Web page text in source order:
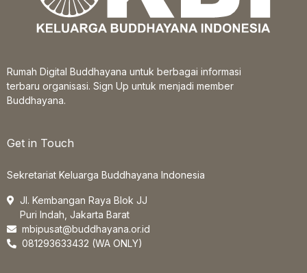
Rumah Digital Buddhayana untuk berbagai informasi
terbaru organisasi. Sign Up untuk menjadi member
Buddhayana.
Get in Touch
Sekretariat Keluarga Buddhayana Indonesia
Jl. Kembangan Raya Blok JJ
Puri Indah, Jakarta Barat
mbipusat@buddhayana.or.id
081293633432 (WA ONLY)